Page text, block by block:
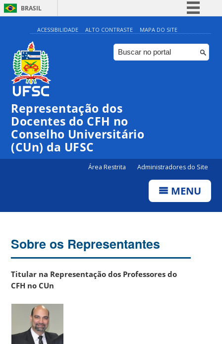
BRASIL
Simplifique!
Comunica BR
Participe
ACESSIBILIDADE ALTO CONTRASTE MAPA DO SITE
Representação dos
Docentes do CFH no
Conselho Universitário
(CUn) da UFSC
Área Restrita Administradores do Site
MENU
Sobre os Representantes
Titular na Representação dos Professores do
CFH no CUn